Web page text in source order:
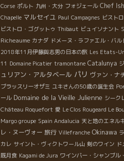
Corse ポルト 九州・大分 フォジェール Chef
Chapelle マルセイユ Paul Campagnes ビスト
ビストロ・ゴグットゥ Thibaut ビュイソナント
Richeaume カナダ ドメーヌ・ラファエル・バル
2018年11月伊藤與志男の日本の旅 Les Etats-
11 Domaine Picatier tramontane Catalunya
ュリアン・アルタベール パリ ヴァン・ナ
ブラッスリーオザミ ユキさんの50歳の誕生会
ール Domaine de la Vieille Julienne シーク
Château Roquefort 愛 Le Clos Rougeard Le
Margo groupe Spain Andalucia 天と地のエネル
レ・ヌーヴォー 旅行 Villefranche Okinawa
カレ サイント・ヴィクトワール山 剣のワイン
既月食 Kagami de Jura ワインバー・シャンブル